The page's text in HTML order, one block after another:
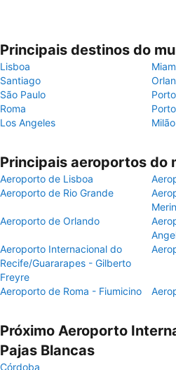
Principais destinos do
Lisboa
Santiago
São Paulo
Roma
Porto
Los Angeles
Milão
Principais aeroportos do
Aeroporto de Lisboa
Aeroporto de Rio Grande
Aeroporto de Orlando
Aeroporto Internacional do
Recife/Guararapes - Gilberto
Freyre
Aeroporto de Roma - Fiumicino
Próximo Aeroporto
Pajas Blancas
Córdoba